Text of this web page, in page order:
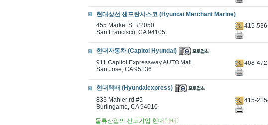
현대상선 샌프란시스코 (Hyundai Merchant Marine)
455 Market St. #2050
San Francisco, CA 94105
415-
현대자동차 (Capitol Hyundai)
911 Capitol Expressway AUTO Mail
San Jose, CA 95136
408-
현대택배 (Hyundaiexpress)
833 Mahler rd #5
Burlingame, CA 94010
415-
물류산업의 선도기업 현대택배!